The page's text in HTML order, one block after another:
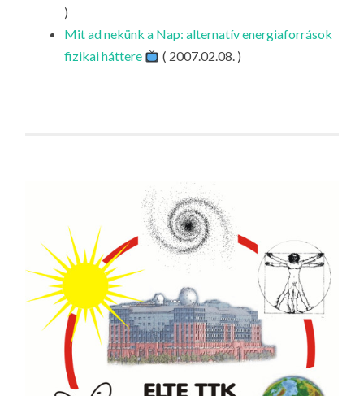
)
Mit ad nekünk a Nap: alternatív energiaforrások
fizikai háttere
( 2007.02.08. )